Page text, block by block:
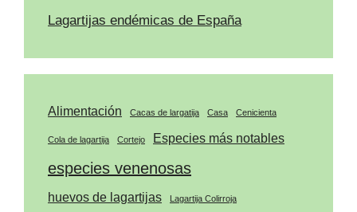
Lagartijas endémicas de España
Alimentación Cacas de largatija Casa Cenicienta
Cola de lagartija Cortejo Especies más notables
especies venenosas
huevos de lagartijas Lagartija Colirroja